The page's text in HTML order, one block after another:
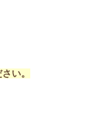
い。